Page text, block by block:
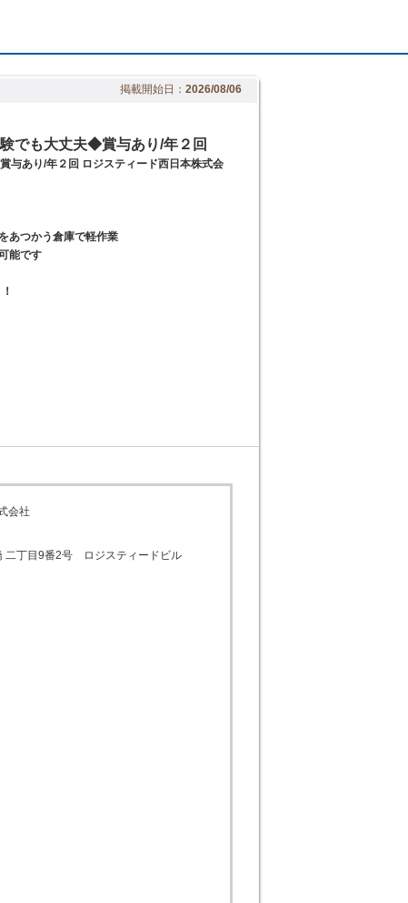
掲載開始日： 2026/08/06
でも大丈夫◆賞与あり/年２回
あり/年２回 ロジスティード西日本株式会
あつかう倉庫で軽作業
能です
会社
二丁目9番2号　ロジスティードビル